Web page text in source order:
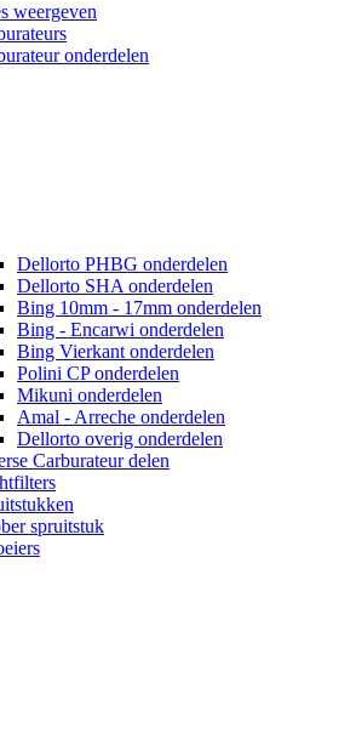
weergeven
onderdelen
Dellorto PHBG onderdelen
Dellorto SHA onderdelen
Bing 10mm - 17mm onderdelen
Bing - Encarwi onderdelen
Bing Vierkant onderdelen
Polini CP onderdelen
Mikuni onderdelen
Amal - Arreche onderdelen
Dellorto overig onderdelen
Carburateur delen
spruitstuk